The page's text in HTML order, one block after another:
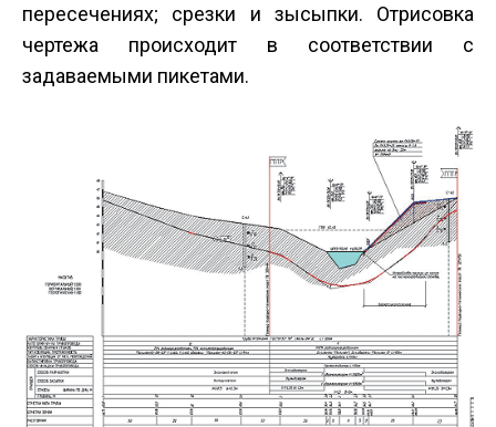
пересечениях; срезки и зысыпки. Отрисовка
чертежа происходит в соответствии с
задаваемыми пикетами.